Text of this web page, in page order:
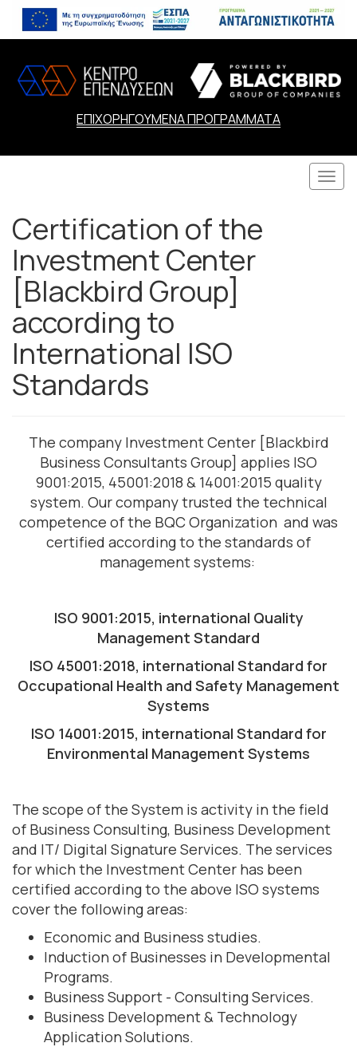
ΕΠΙΧΟΡΗΓΟΥΜΕΝΑ ΠΡΟΓΡΑΜΜΑΤΑ
Certification of the
Investment Center
[Blackbird Group]
according to
International ISO
Standards
The company Investment Center [Blackbird
Business Consultants Group] applies ISO
9001:2015, 45001:2018 & 14001:2015 quality
system. Our company trusted the technical
competence of the BQC Organization and was
certified according to the standards of
management systems:
ISO 9001:2015, international Quality
Management Standard
ISO 45001:2018, international Standard for
Occupational Health and Safety Management
Systems
ISO 14001:2015, international Standard for
Environmental Management Systems
The scope of the System is activity in the field
of Business Consulting, Business Development
and IT/ Digital Signature Services. The services
for which the Investment Center has been
certified according to the above ISO systems
cover the following areas:
Economic and Business studies.
Induction of Businesses in Developmental
Programs.
Business Support - Consulting Services.
Business Development & Technology
Application Solutions.